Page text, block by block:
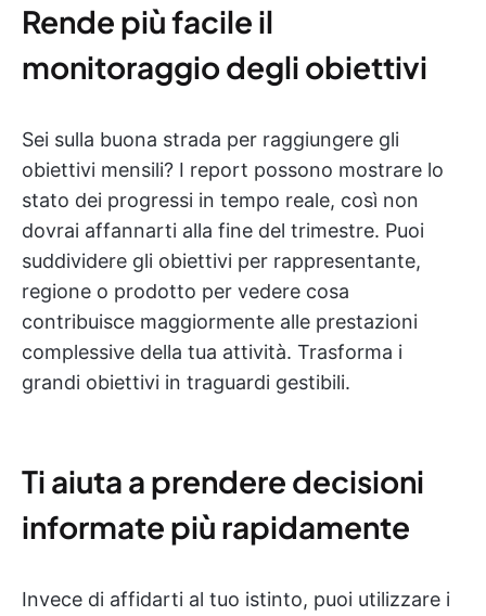
Rende più facile il
monitoraggio degli obiettivi
Sei sulla buona strada per raggiungere gli
obiettivi mensili? I report possono mostrare lo
stato dei progressi in tempo reale, così non
dovrai affannarti alla fine del trimestre. Puoi
suddividere gli obiettivi per rappresentante,
regione o prodotto per vedere cosa
contribuisce maggiormente alle prestazioni
complessive della tua attività. Trasforma i
grandi obiettivi in traguardi gestibili.
Ti aiuta a prendere decisioni
informate più rapidamente
Invece di affidarti al tuo istinto, puoi utilizzare i